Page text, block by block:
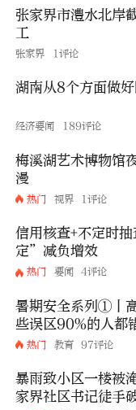
张家界市澧水北岸
工
张家界 1评论
湖南从8个方面做
经济要闻 189评论
梅溪湖艺术博物馆
漫
热门 视界 1评论
信用核查+不定时
定”减负增效
热门 要闻 4评论
暑期安全系列①丨
些误区90%的人都
热门 教育 97评论
暴雨致小区一楼被
家界社区书记徒手